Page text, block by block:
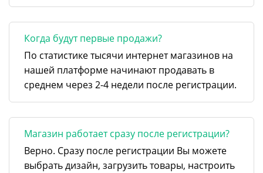
Когда будут первые продажи?
По статистике тысячи интернет магазинов на
нашей платформе начинают продавать в
среднем через 2-4 недели после регистрации.
Магазин работает сразу после регистрации?
Верно. Сразу после регистрации Вы можете
выбрать дизайн, загрузить товары, настроить